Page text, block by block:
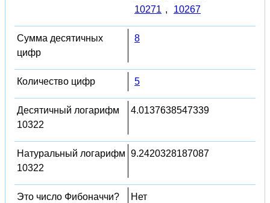
10271 , 10267
Сумма десятичных
цифр
8
Количество цифр 5
Десятичный логарифм
10322
4.0137638547339
Натуральный логарифм
10322
9.2420328187087
Это число Фибоначчи? Нет